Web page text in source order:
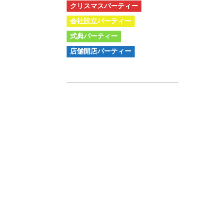
クリスマスパーティー
会社設立パーティー
式典パーティー
店舗開店パーティー